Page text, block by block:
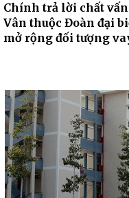
Chính trả lời chất
Vân thuộc Đoàn đại
mở rộng đối tượng